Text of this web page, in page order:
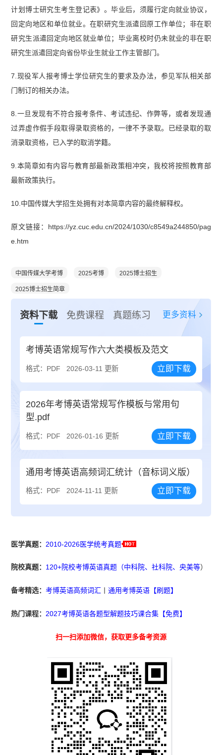
计划博士研究生考生登记表》。毕业后，须履行定向就业协议，
回定向地区和单位就业。在职研究生派遣回原工作单位；非在职
研究生派遣回定向地区就业单位；毕业离校时仍未就业的非在职
研究生派遣回定向省份毕业生就业工作主管部门。
7.现役军人报考博士学位研究生的要求及办法，参见军队相关部
门制订的相关办法。
8.一旦发现有不符合报考条件、考试违纪、作弊等，或者发现通
过弄虚作假手段取得录取资格的，一律不予录取。已经录取的取
消录取资格，已入学的取消学籍。
9.本简章如有内容与教育部最新政策相冲突，我校将按照教育部
最新政策执行。
10.中国传媒大学招生处拥有对本简章内容的最终解释权。
原文链接：https://yz.cuc.edu.cn/2024/1030/c8549a244850/pag
e.htm
中国传媒大学考博 2025考博 2025博士招生
2025博士招生简章
资料下载 免费课程 真题练习 更多资料
考博英语常规写作六大类模板及范文
格式：PDF 2026-03-11 更新 立即下载
2026年考博英语常规写作模板与常用句
型.pdf
格式：PDF 2026-01-16 更新 立即下载
通用考博英语高频词汇统计（音标词义版）
格式：PDF 2024-11-11 更新 立即下载
医学真题： 2010-2026医学统考真题
院校真题： 120+院校考博英语真题（中科院、社科院、央美等）
备考精选：考博英语高频词汇 丨通用考博英语【刷题】
热门课程：2027考博英语各题型解题技巧课合集【免费】
扫一扫添加微信，获取更多备考资源